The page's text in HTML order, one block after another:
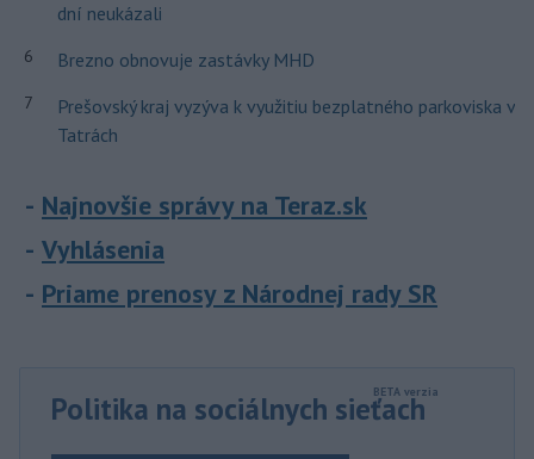
dní neukázali
6 Brezno obnovuje zastávky MHD
7
Prešovský kraj vyzýva k využitiu bezplatného parkoviska v
Tatrách
Najnovšie správy na Teraz.sk
Vyhlásenia
Priame prenosy z Národnej rady SR
Politika na sociálnych sieťach